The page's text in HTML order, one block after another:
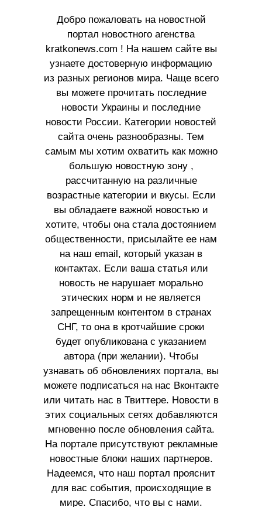
Добро пожаловать на новостной
портал новостного агенства
kratkonews.com ! На нашем сайте вы
узнаете достоверную информацию
из разных регионов мира. Чаще всего
вы можете прочитать последние
новости Украины и последние
новости России. Категории новостей
сайта очень разнообразны. Тем
самым мы хотим охватить как можно
большую новостную зону ,
рассчитанную на различные
возрастные категории и вкусы. Если
вы обладаете важной новостью и
хотите, чтобы она стала достоянием
общественности, присылайте ее нам
на наш email, который указан в
контактах. Если ваша статья или
новость не нарушает морально
этических норм и не является
запрещенным контентом в странах
СНГ, то она в кротчайшие сроки
будет опубликована с указанием
автора (при желании). Чтобы
узнавать об обновлениях портала, вы
можете подписаться на нас Вконтакте
или читать нас в Твиттере. Новости в
этих социальных сетях добавляются
мгновенно после обновления сайта.
На портале присутствуют рекламные
новостные блоки наших партнеров.
Надеемся, что наш портал прояснит
для вас события, происходящие в
мире. Спасибо, что вы с нами.